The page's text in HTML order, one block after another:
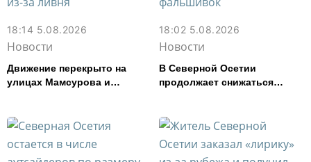
18:14 5.08.2026
Новости
Движение перекрыто на
улицах Мамсурова и
18:02 5.08.2026
Новости
В Северной Осетии
продолжает снижаться